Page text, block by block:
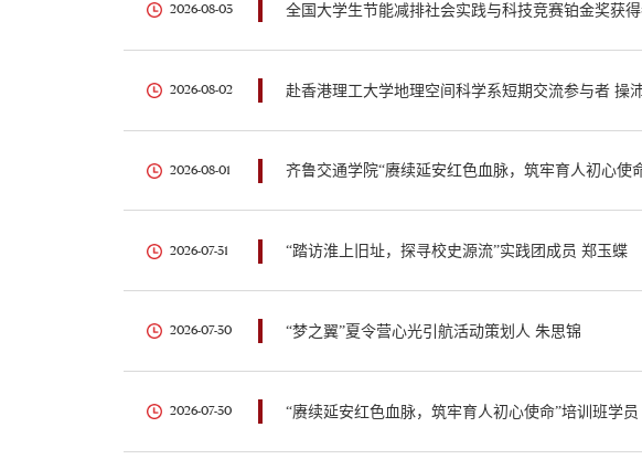
全国大学生节能减排社会实践与科技竞赛铂金奖获
2026-08-03
赴香港理工大学地理空间科学系短期交流参与者 操
2026-08-02
齐鲁交通学院“赓续延安红色血脉，筑牢育人初心使
2026-08-01
“踏访淮上旧址，探寻校史源流”实践团成员 郑玉蝶
2026-07-31
“梦之翼”夏令营心光引航活动策划人 朱思锦
2026-07-30
“赓续延安红色血脉，筑牢育人初心使命”培训班学员
2026-07-30